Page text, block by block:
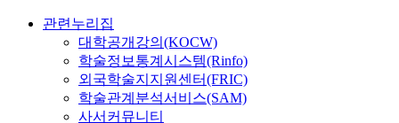
관련누리집
대학공개강의(KOCW)
학술정보통계시스템(Rinfo)
외국학술지지원센터(FRIC)
학술관계분석서비스(SAM)
사서커뮤니티